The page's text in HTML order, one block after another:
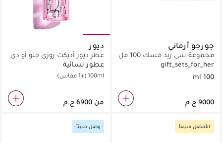
جورجو أرماني
مجموعة سي ريد مسك 100 مل
gift_sets_for_her
100 ml
ديور
عطر ديور أديكت روزي جلو أو دي
بارفان
عطور نسائية
100ml(+1 مقاس)
من
الأفضل مبيعاً وصل حديثاً